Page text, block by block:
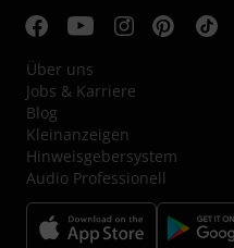
Über uns
Jobs & Karriere
Blog
Kleinanzeigen
Hinweisgebersystem
Audio Professionell